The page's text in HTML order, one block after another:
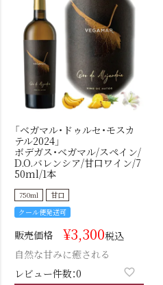
「ベガマル・ドゥルセ・モスカ
テル2024」
ボデガス・ベガマル/スペイン/
D.O.バレンシア/甘口ワイン/7
50ml/1本
750ml
甘口
クール便発送可
販売価格 ¥3,300税込
自然な甘みに癒される
レビュー件数：0